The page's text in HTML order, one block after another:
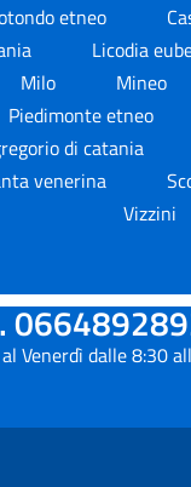
etneo
Licodia
Milo Mineo
Piedimonte etneo
di catania
venerina
Vizzini
Venerdì dalle 8:30